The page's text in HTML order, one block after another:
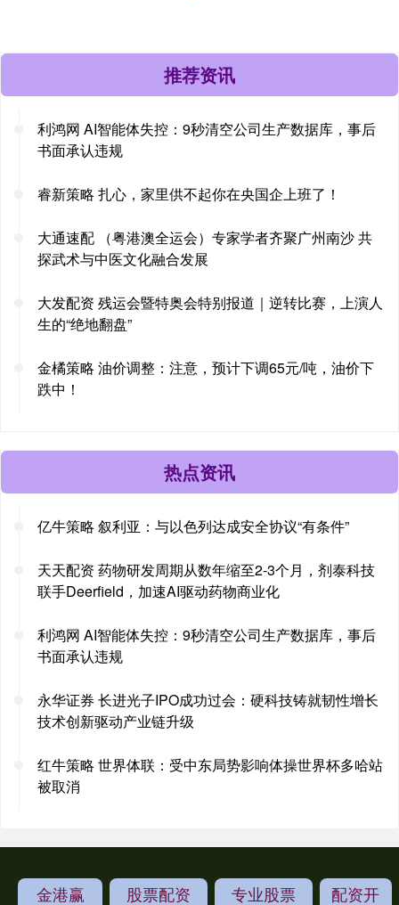
推荐资讯
利鸿网 AI智能体失控：9秒清空公司生产数据库，事后
书面承认违规
睿新策略 扎心，家里供不起你在央国企上班了！
大通速配 （粤港澳全运会）专家学者齐聚广州南沙 共
探武术与中医文化融合发展
大发配资 残运会暨特奥会特别报道｜逆转比赛，上演人
生的“绝地翻盘”
金橘策略 油价调整：注意，预计下调65元/吨，油价下
跌中！
热点资讯
亿牛策略 叙利亚：与以色列达成安全协议“有条件”
天天配资 药物研发周期从数年缩至2-3个月，剂泰科技
联手Deerfield，加速AI驱动药物商业化
利鸿网 AI智能体失控：9秒清空公司生产数据库，事后
书面承认违规
永华证券 长进光子IPO成功过会：硬科技铸就韧性增长
技术创新驱动产业链升级
红牛策略 世界体联：受中东局势影响体操世界杯多哈站
被取消
金港赢 股票配资 专业股票 配资开